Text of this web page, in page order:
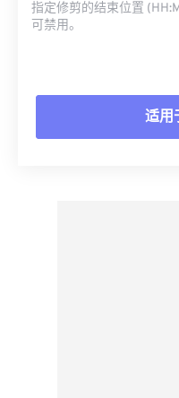
指定修剪的结束位置
可禁用。
适用